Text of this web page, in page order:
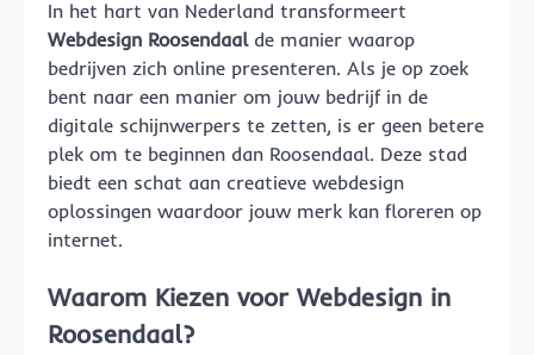
In het hart van Nederland transformeert
Webdesign Roosendaalde manier waarop
bedrijven zich online presenteren. Als je op zoek
bent naar een manier om jouw bedrijf in de
digitale schijnwerpers te zetten, is er geen betere
plek om te beginnen dan Roosendaal. Deze stad
biedt een schat aan creatieve webdesign
oplossingen waardoor jouw merk kan floreren op
internet.
Waarom Kiezen voor Webdesign in
Roosendaal?